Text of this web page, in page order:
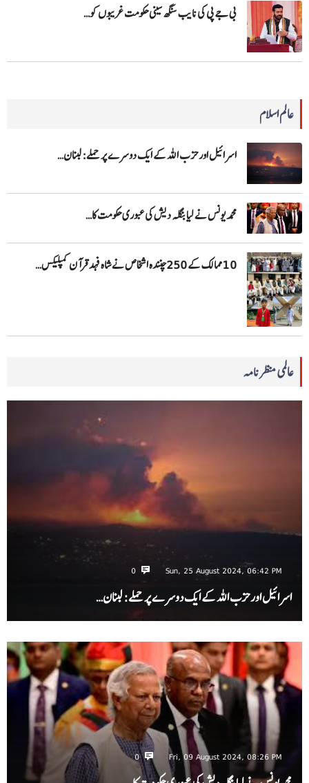
بی جے پی کی نایب سنگھ سینی حکومت غریبوں کو…
عالم اسلام
اسرائیل اور حزب اللہ کے ایک دوسرے پر حملے: لبنان…
محمد یونس نے لیا بنگلہ دیش کی عبوری حکومت کا…
10 ممالک کے 250چنندہ اشخاص نے شاہ فہد قرآن کمپلیکس…
عالمی منظرنامہ
Sun, 25 August 2024, 06:42 PM
0
اسرائیل اور حزب اللہ کے ایک دوسرے پر حملے: لبنان…
Fri, 09 August 2024, 08:26 PM
0